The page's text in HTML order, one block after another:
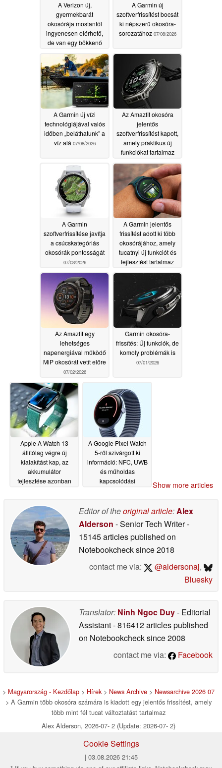
A Verizon új,
gyermekbarát
okosórája mostantól
ingyenesen elérhető,
de van egy bökkenő
07/15/2026
A Garmin új
szoftverfrissítést bocsát
ki népszerű okosóra-
sorozatához 07/08/2026
A Garmin új vízi
technológiájával valós
időben „beláthatunk” a
víz alá 07/08/2026
Az Amazfit okosóra
jelentős
szoftverfrissítést kapott,
amely praktikus új
funkciókat tartalmaz
07/04/2026
A Garmin
szoftverfrissítése javítja
a csúcskategóriás
okosórák pontosságát
07/03/2026
A Garmin jelentős
frissítést adott ki több
okosórájához, amely
tucatnyi új funkciót és
fejlesztést tartalmaz
07/02/2026
Az Amazfit egy
lehetséges
napenergiával működő
MiP okosórát vetít előre
07/02/2026
Garmin okosóra-
frissítés: Új funkciók, de
komoly problémák is
07/01/2026
Apple A Watch 13
állítólag végre új
kialakítást kap, az
akkumulátor
fejlesztése azonban
A Google Pixel Watch
5-ről szivárgott ki
információ: NFC, UWB
és műholdas
kapcsolódási
Show more articles
Editor of theoriginal article:Alex
Alderson - Senior Tech Writer-
15145 articles published on
Notebookchecksince 2018
contact me via:
@aldersonaj,
Bluesky
Translator: Ninh Ngoc Duy- Editorial
Assistant- 816412 articles published
on Notebookchecksince 2008
contact me via:
Facebook
> Magyarország - Kezdőlap > Hírek> News Archive > Newsarchive 2026 07
> A Garmin több okosóra számára is kiadott egy jelentős frissítést, amely
több mint fél tucat változtatást tartalmaz
Alex Alderson, 2026-07- 2 (Update: 2026-07- 2)
Cookie Settings
| 03.08.2026 21:45